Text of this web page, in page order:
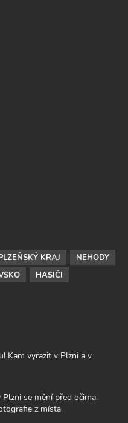
KRAJ
NEHODY
HASIČI
Kam vyrazit v Plzni a v
se mění před očima.
z místa